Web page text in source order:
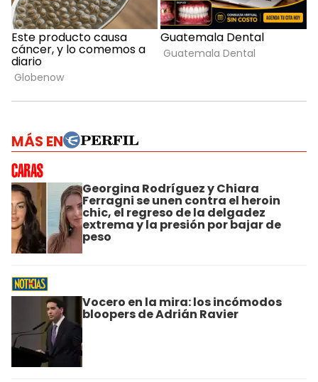
MÁS EN
Georgina Rodríguez y Chiara
Ferragni se unen contra el heroin
chic, el regreso de la delgadez
extrema y la presión por bajar de
peso
Vocero en la mira: los incómodos
bloopers de Adrián Ravier